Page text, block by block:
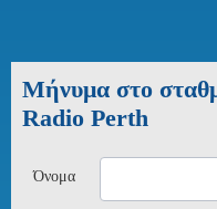
Μήνυμα στο
Radio Perth
Όνομα